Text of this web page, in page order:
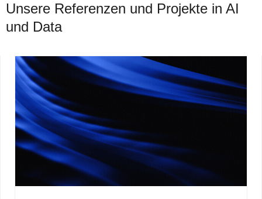
Unsere Referenzen und Projekte in AI
und Data